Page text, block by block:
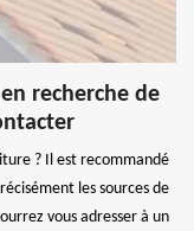
recherche de
? Il est recommandé
les sources de
vous adresser à un